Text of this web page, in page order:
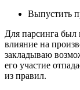
Выпустить
Для парсинга был
влияние на
закладываю
его участие
из правил.